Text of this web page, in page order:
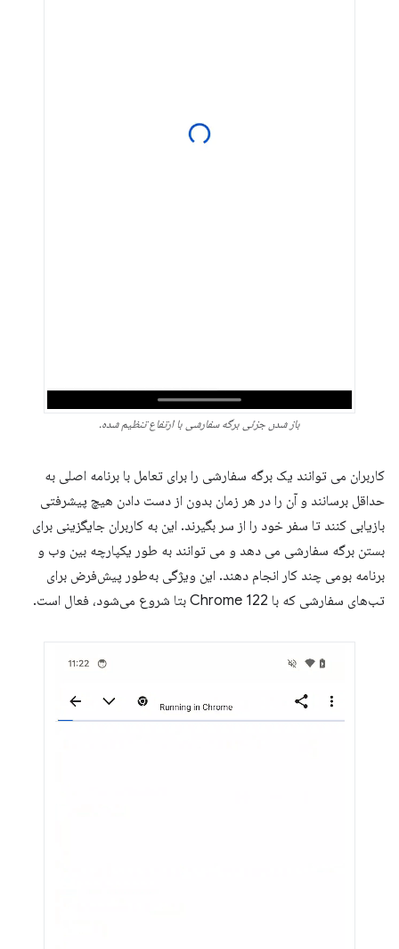
باز شدن جزئی برگه سفارشی با ارتفاع تنظیم شده.
کاربران می توانند یک برگه سفارشی را برای تعامل با برنامه اصلی به
حداقل برسانند و آن را در هر زمان بدون از دست دادن هیچ پیشرفتی
بازیابی کنند تا سفر خود را از سر بگیرند. این به کاربران جایگزینی برای
بستن برگه سفارشی می دهد و می توانند به طور یکپارچه بین وب و
برنامه بومی چند کار انجام دهند. این ویژگی به‌طور پیش‌فرض برای
تب‌های سفارشی که با Chrome 122 بتا شروع می‌شود، فعال است.